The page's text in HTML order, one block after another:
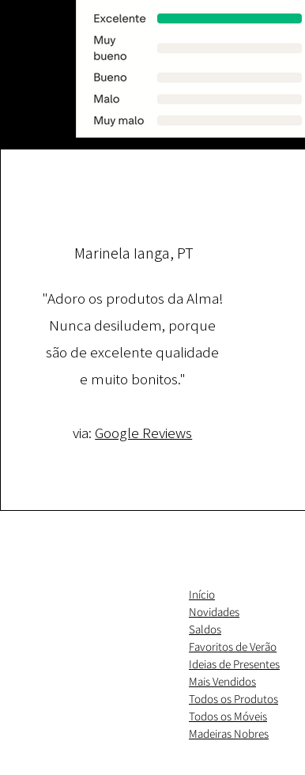
Marinela Ianga, PT
"Adoro os produtos da Alma!
Nunca desiludem, porque
são de excelente qualidade
e muito bonitos."
via: Google Reviews
Início
Novidades
Saldos
Favoritos de Verão
Ideias de Presentes
​Mais Vendidos
Todos os Produtos
Todos os Móveis
Madeiras Nobres